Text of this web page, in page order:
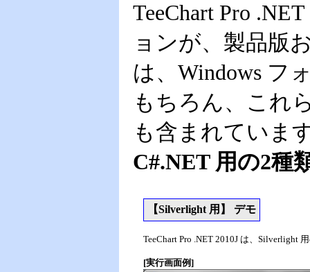
TeeChart Pro
ョンが、製品版
は、Windows フ
もちろん、これ
も含まれていま
C#.NET 用の2種
【Silverlight 用】 デモ
TeeChart Pro .NET 2010J は、Silverlight
[実行画面例]